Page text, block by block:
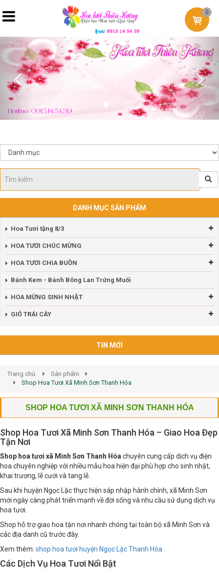
0
Previous
DANH MỤC SẢN PHẨM
Hoa Tươi tặng 8/3
HOA TƯƠI CHÚC MỪNG
HOA TƯƠI CHIA BUỒN
Bánh Kem - Bánh Bông Lan Trứng Muối
HOA MỪNG SINH NHẬT
GIỎ TRÁI CÂY
TIN MỚI
Trang chủ
Sản phẩm
Shop Hoa Tươi Xã Minh Sơn Thanh Hóa
SHOP HOA TƯƠI XÃ MINH SƠN THANH HÓA
Shop Hoa Tươi Xã Minh Sơn Thanh Hóa – Giao Hoa Đẹp
Tận Nơi
Shop hoa tươi xã Minh Sơn Thanh Hóa chuyên cung cấp dịch vụ điện
hoa chuyên nghiệp với nhiều mẫu hoa hiện đại phù hợp cho sinh nhật,
khai trương, lễ cưới và tang lễ.
Sau khi huyện Ngọc Lặc thực hiện sáp nhập hành chính, xã Minh Sơn
mới ngày càng phát triển mạnh về đời sống và nhu cầu sử dụng dịch vụ
hoa tươi.
Shop hỗ trợ giao hoa tận nơi nhanh chóng tại toàn bộ xã Minh Sơn và
các địa danh cũ trước đây.
Xem thêm: shop hoa tươi huyện Ngọc Lặc Thanh Hóa
Các Dịch Vụ Hoa Tươi Nổi Bật